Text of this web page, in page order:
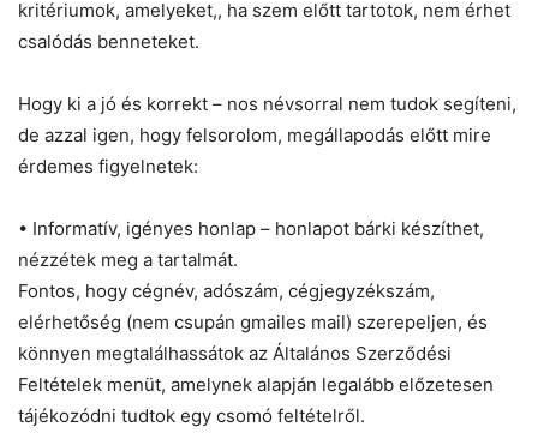
kritériumok, amelyeket,, ha szem előtt tartotok, nem érhet
csalódás benneteket.
Hogy ki a jó és korrekt – nos névsorral nem tudok segíteni,
de azzal igen, hogy felsorolom, megállapodás előtt mire
érdemes figyelnetek:
• Informatív, igényes honlap – honlapot bárki készíthet,
nézzétek meg a tartalmát.
Fontos, hogy cégnév, adószám, cégjegyzékszám,
elérhetőség (nem csupán gmailes mail) szerepeljen, és
könnyen megtalálhassátok az Általános Szerződési
Feltételek menüt, amelynek alapján legalább előzetesen
tájékozódni tudtok egy csomó feltételről.